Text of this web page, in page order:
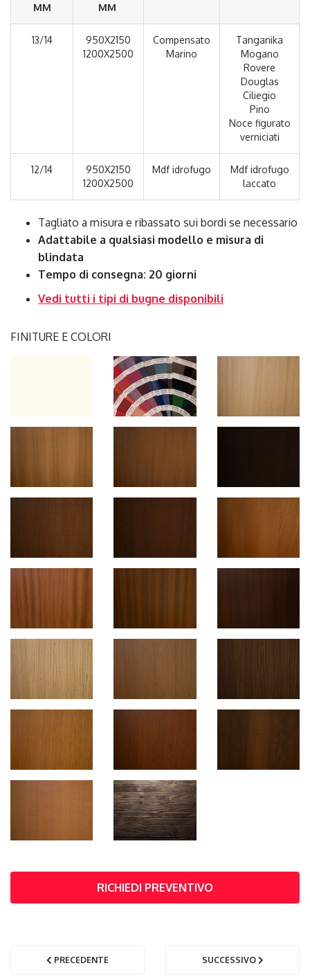
MM
MM
13/14
950X2150
1200X2500
Compensato
Marino
Tanganika
Mogano
Rovere
Douglas
Ciliegio
Pino
Noce figurato
verniciati
12/14
950X2150
1200X2500
Mdf idrofugo
Mdf idrofugo
laccato
Tagliato a misura e ribassato sui bordi se necessario
Adattabile a qualsiasi modello e misura di
blindata
Tempo di consegna: 20 giorni
Vedi tutti i tipi di bugne disponibili
FINITURE E COLORI
RICHIEDI PREVENTIVO
PRECEDENTE SUCCESSIVO